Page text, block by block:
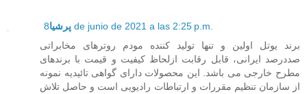
پرشیا 8 de junio de 2021 a las 2:25 p.m.
برند یوتل اولین و تنها تولید کننده مودم روترهای مخابراتی
صددرصد ایرانی، قابل رقابت ازلحاظ کیفیت و قیمت با برندهای
مطرح خارجی می باشد. این محصولات دارای گواهی تائیدیه نمونه
از سازمان تنظیم مقررات و ارتباطات رادیویی است و حاصل تلاش